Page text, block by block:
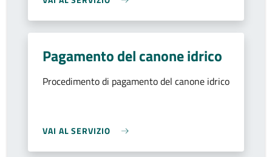
Pagamento del canone idrico
Procedimento di pagamento del canone idrico
VAI AL SERVIZIO